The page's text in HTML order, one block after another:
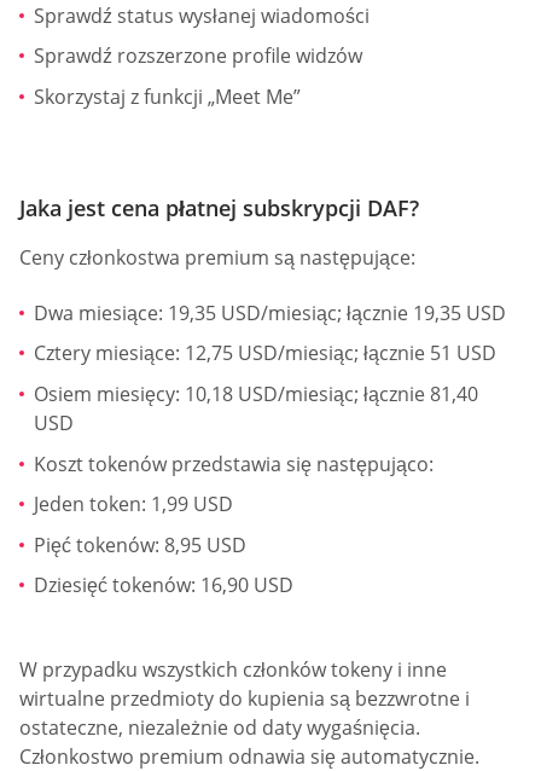
Sprawdź status wysłanej wiadomości
Sprawdź rozszerzone profile widzów
Skorzystaj z funkcji „Meet Me”
Jaka jest cena płatnej subskrypcji DAF?
Ceny członkostwa premium są następujące:
Dwa miesiące: 19,35 USD/miesiąc; łącznie 19,35 USD
Cztery miesiące: 12,75 USD/miesiąc; łącznie 51 USD
Osiem miesięcy: 10,18 USD/miesiąc; łącznie 81,40
USD
Koszt tokenów przedstawia się następująco:
Jeden token: 1,99 USD
Pięć tokenów: 8,95 USD
Dziesięć tokenów: 16,90 USD
W przypadku wszystkich członków tokeny i inne
wirtualne przedmioty do kupienia są bezzwrotne i
ostateczne, niezależnie od daty wygaśnięcia.
Członkostwo premium odnawia się automatycznie.